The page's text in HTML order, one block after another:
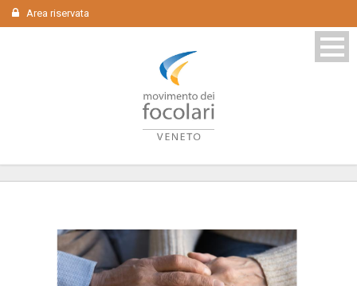
Area riservata